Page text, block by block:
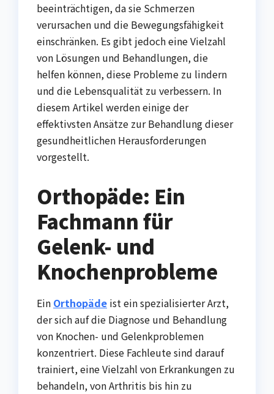
beeinträchtigen, da sie Schmerzen
verursachen und die Bewegungsfähigkeit
einschränken. Es gibt jedoch eine Vielzahl
von Lösungen und Behandlungen, die
helfen können, diese Probleme zu lindern
und die Lebensqualität zu verbessern. In
diesem Artikel werden einige der
effektivsten Ansätze zur Behandlung dieser
gesundheitlichen Herausforderungen
vorgestellt.
Orthopäde: Ein
Fachmann für
Gelenk- und
Knochenprobleme
Ein Orthopäde ist ein spezialisierter Arzt,
der sich auf die Diagnose und Behandlung
von Knochen- und Gelenkproblemen
konzentriert. Diese Fachleute sind darauf
trainiert, eine Vielzahl von Erkrankungen zu
behandeln, von Arthritis bis hin zu